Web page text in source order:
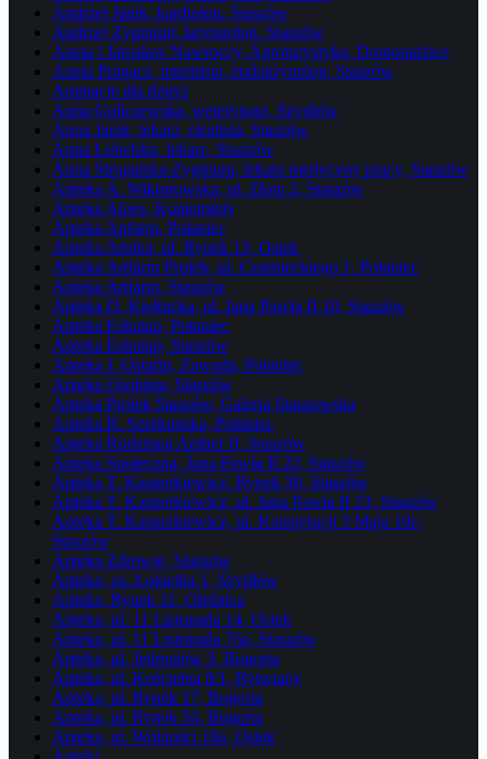
Andrzej Janik, kardiolog, Staszów
Andrzej Zygmunt, laryngolog, Staszów
Aneta i Jarosław Nawroccy, Agroturystyka, Domoradzice
Aneta Pragacz, internista, endokrynolog, Staszów
Animacje dla dzieci
Anna Goliczewska, weterynarz, Szydłów
Anna Janik, lekarz, okulista, Staszów
Anna Lubelska, lekarz, Staszów
Anna Strugalska-Zygmunt, lekarz medycyny pracy, Staszów
Apteka A. Wiktorowska, ul. Złota 2, Staszów
Apteka Aloes, Koniemłoty
Apteka Apfarm, Połaniec
Apteka Arnika, ul. Rynek 13, Osiek
Apteka Artfarm Prolek, ul. Czarnieckiego 1, Połaniec
Apteka Artfarm, Staszów
Apteka D. Kiełtucka, ul. Jana Pawła II 10, Staszów
Apteka Eskulap, Połaniec
Apteka Eskulap, Staszów
Apteka J. Ostafin, Zawada, Połaniec
Apteka Osobista, Staszów
Apteka Prolek Staszów, Galeria Staszowska
Apteka R. Szerłomska, Połaniec
Apteka Rodzinna Amber II, Staszów
Apteka Społeczna, Jana Pawła II 22, Staszów
Apteka T. Kasperkiewicz, Rynek 30, Staszów
Apteka T. Kasperkiewicz, ul. Jana Pawła II 23, Staszów
Apteka T. Kasperkiewicz, ul. Konstytucji 3 Maja 10c,
Staszów
Apteka Zdrowie, Staszów
Apteka, os. Łokietka 1, Szydłów
Apteka, Rynek 11, Oleśnica
Apteka, ul. 11 Listopada 14, Osiek
Apteka, ul. 11 Listopada 76a, Staszów
Apteka, ul. Jędrusiów 3, Bogoria
Apteka, ul. Kościelna 8/1, Rytwiany
Apteka, ul. Rynek 17, Bogoria
Apteka, ul. Rynek 34, Bogoria
Apteka, ul. Wolności 18a, Osiek